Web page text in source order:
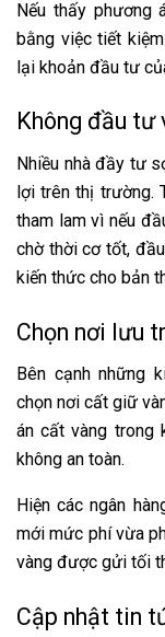
Nếu thấy phương
bằng việc tiết
lại khoản đầu tư
Không đầu tư
Nhiều nhà đầy tư
lợi trên thị trường.
tham lam vì nếu
chờ thời cơ tốt,
kiến thức cho bản
Chọn nơi lưu
Bên cạnh những
chọn nơi cất giữ
án cất vàng
không an toàn.
Hiện các ngân
mới mức phí vừa
vàng được gửi tối
Cập nhật tin